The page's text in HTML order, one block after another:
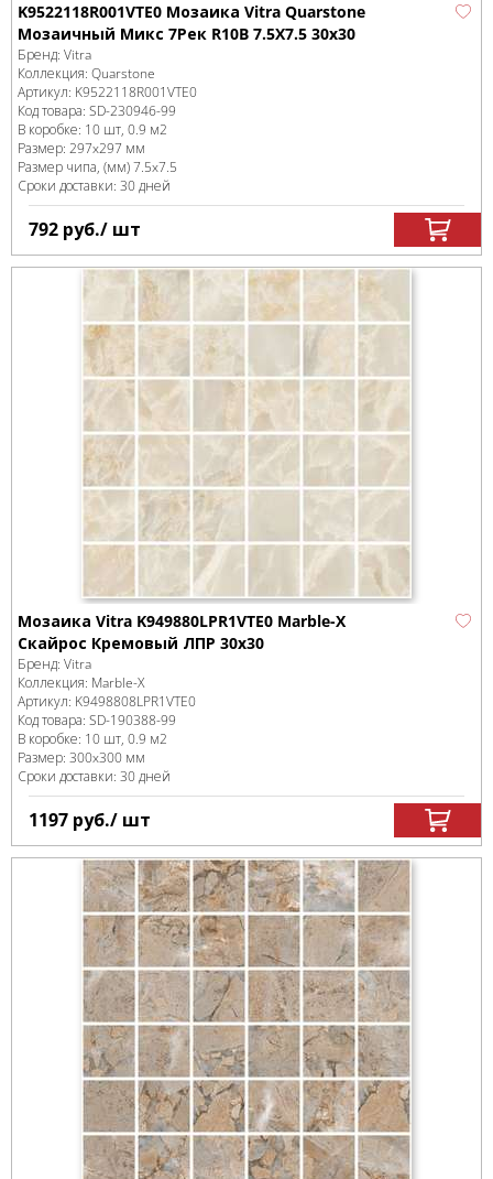
K9522118R001VTE0 Мозаика Vitra Quarstone
Мозаичный Микс 7Рек R10B 7.5X7.5 30x30
Бренд: Vitra
Коллекция: Quarstone
Артикул: K9522118R001VTE0
Код товара: SD-230946-99
В коробке: 10 шт, 0.9 м2
Размер: 297x297 мм
Размер чипа, (мм)7.5x7.5
Сроки доставки: 30 дней
792 руб./ шт
Мозаика Vitra K949880LPR1VTE0 Marble-X
Скайрос Кремовый ЛПР 30x30
Бренд: Vitra
Коллекция: Marble-X
Артикул: K9498808LPR1VTE0
Код товара: SD-190388-99
В коробке: 10 шт, 0.9 м2
Размер: 300x300 мм
Сроки доставки: 30 дней
1197 руб./ шт